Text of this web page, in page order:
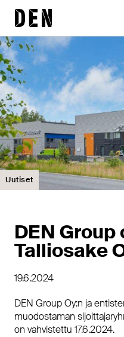
Siirry
sisältöön
DEN
Uutiset
DEN
Talliosake
19.6.2024
DEN Group Oy:n ja
muodostaman
on vahvistettu 17.6.2024.